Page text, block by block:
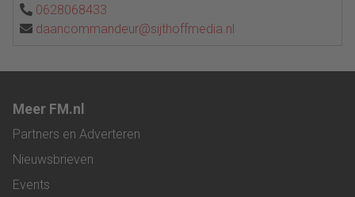
0628068433
daancommandeur@sijthoffmedia.nl
Meer FM.nl
Partners en Adverteren
Nieuwsbrieven
Events